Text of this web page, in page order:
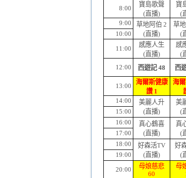
8:00
寶島歌聲
(直播)
寶
(
9:00
草地阿伯 2
(直播)
草
(
10:00
11:00
感應人生
(直播)
感
(
12:00
西遊記 48 西
13:00
海爾斯健康
讚 1
海
14:00
美麗人升
(直播)
美
(
15:00
16:00
真心鶴喜
(直播)
真
(
17:00
18:00
好森活TV
(直播)
好
(
19:00
20:00
母娘慈悲
60
母